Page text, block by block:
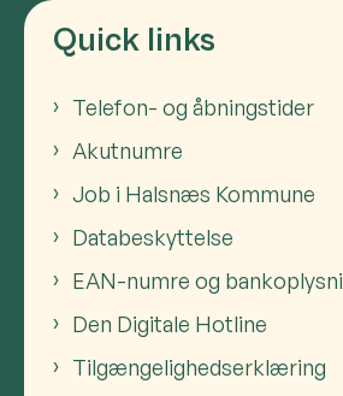
Quick links
Telefon- og åbningstider
Akutnumre
Job i Halsnæs Kommune
Databeskyttelse
EAN-numre og
Den Digitale Hotline
Tilgængelighedserklæring